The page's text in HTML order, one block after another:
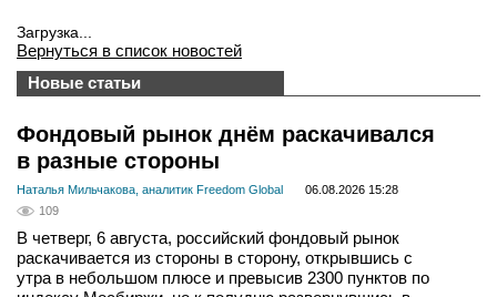
Загрузка...
Вернуться в список новостей
Новые статьи
Фондовый рынок днём раскачивался
в разные стороны
Наталья Мильчакова, аналитик Freedom Global
06.08.2026 15:28
109
В четверг, 6 августа, российский фондовый рынок
раскачивается из стороны в сторону, открывшись с
утра в небольшом плюсе и превысив 2300 пунктов по